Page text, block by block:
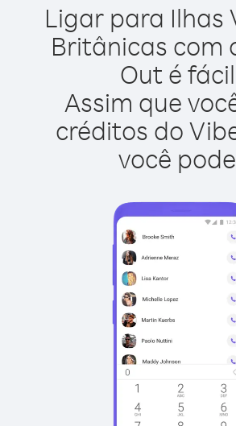
Ligar para Ilhas
Britânicas com
Out é
Assim que
créditos do
você